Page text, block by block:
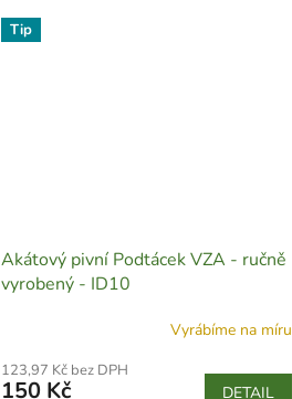
Tip
Akátový pivní Podtácek VZA - ručně
vyrobený - ID10
Vyrábíme na míru
123,97 Kč bez DPH
150 Kč DETAIL